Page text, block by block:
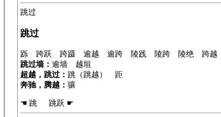
跳过
跳过
跞 跨跃 跨蹑 逾越 逾跨 陵践 陵跨 陵绝 跨
跳过墙： 逾墙 越垣
超越，跳过： 跳（跳越） 距
奔驰，腾越： 骧
☚ 跳 跳跃 ☛